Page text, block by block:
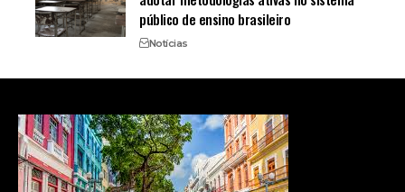
público de ensino brasileiro
Notícias